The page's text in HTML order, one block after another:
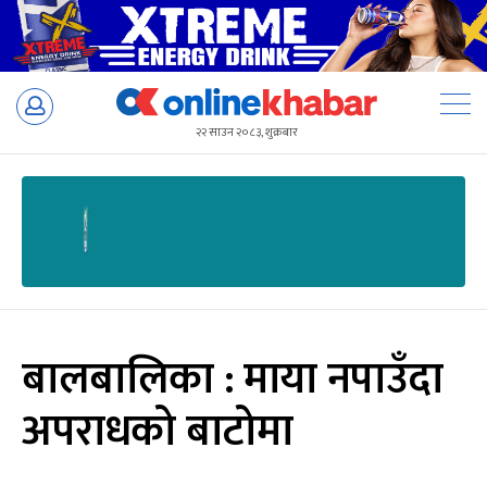
Skip
२२ साउन २०८३, शुक्रबार
बालबालिका : माया नपाउँदा
अपराधको बाटोमा